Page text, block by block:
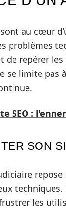
au cœur
problèmes
de repérer
se limite
SEO :
SON
les